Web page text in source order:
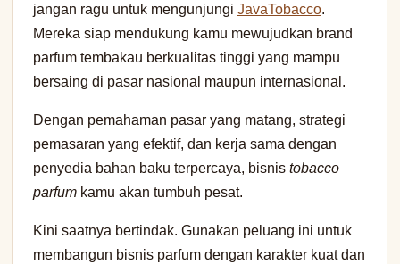
jangan ragu untuk mengunjungi JavaTobacco.
Mereka siap mendukung kamu mewujudkan brand
parfum tembakau berkualitas tinggi yang mampu
bersaing di pasar nasional maupun internasional.
Dengan pemahaman pasar yang matang, strategi
pemasaran yang efektif, dan kerja sama dengan
penyedia bahan baku terpercaya, bisnis tobacco
parfum kamu akan tumbuh pesat.
Kini saatnya bertindak. Gunakan peluang ini untuk
membangun bisnis parfum dengan karakter kuat dan